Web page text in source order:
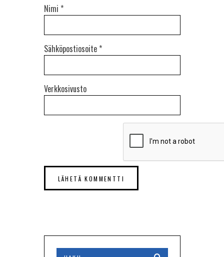
Nimi *
Sähköpostiosoite *
Verkkosivusto